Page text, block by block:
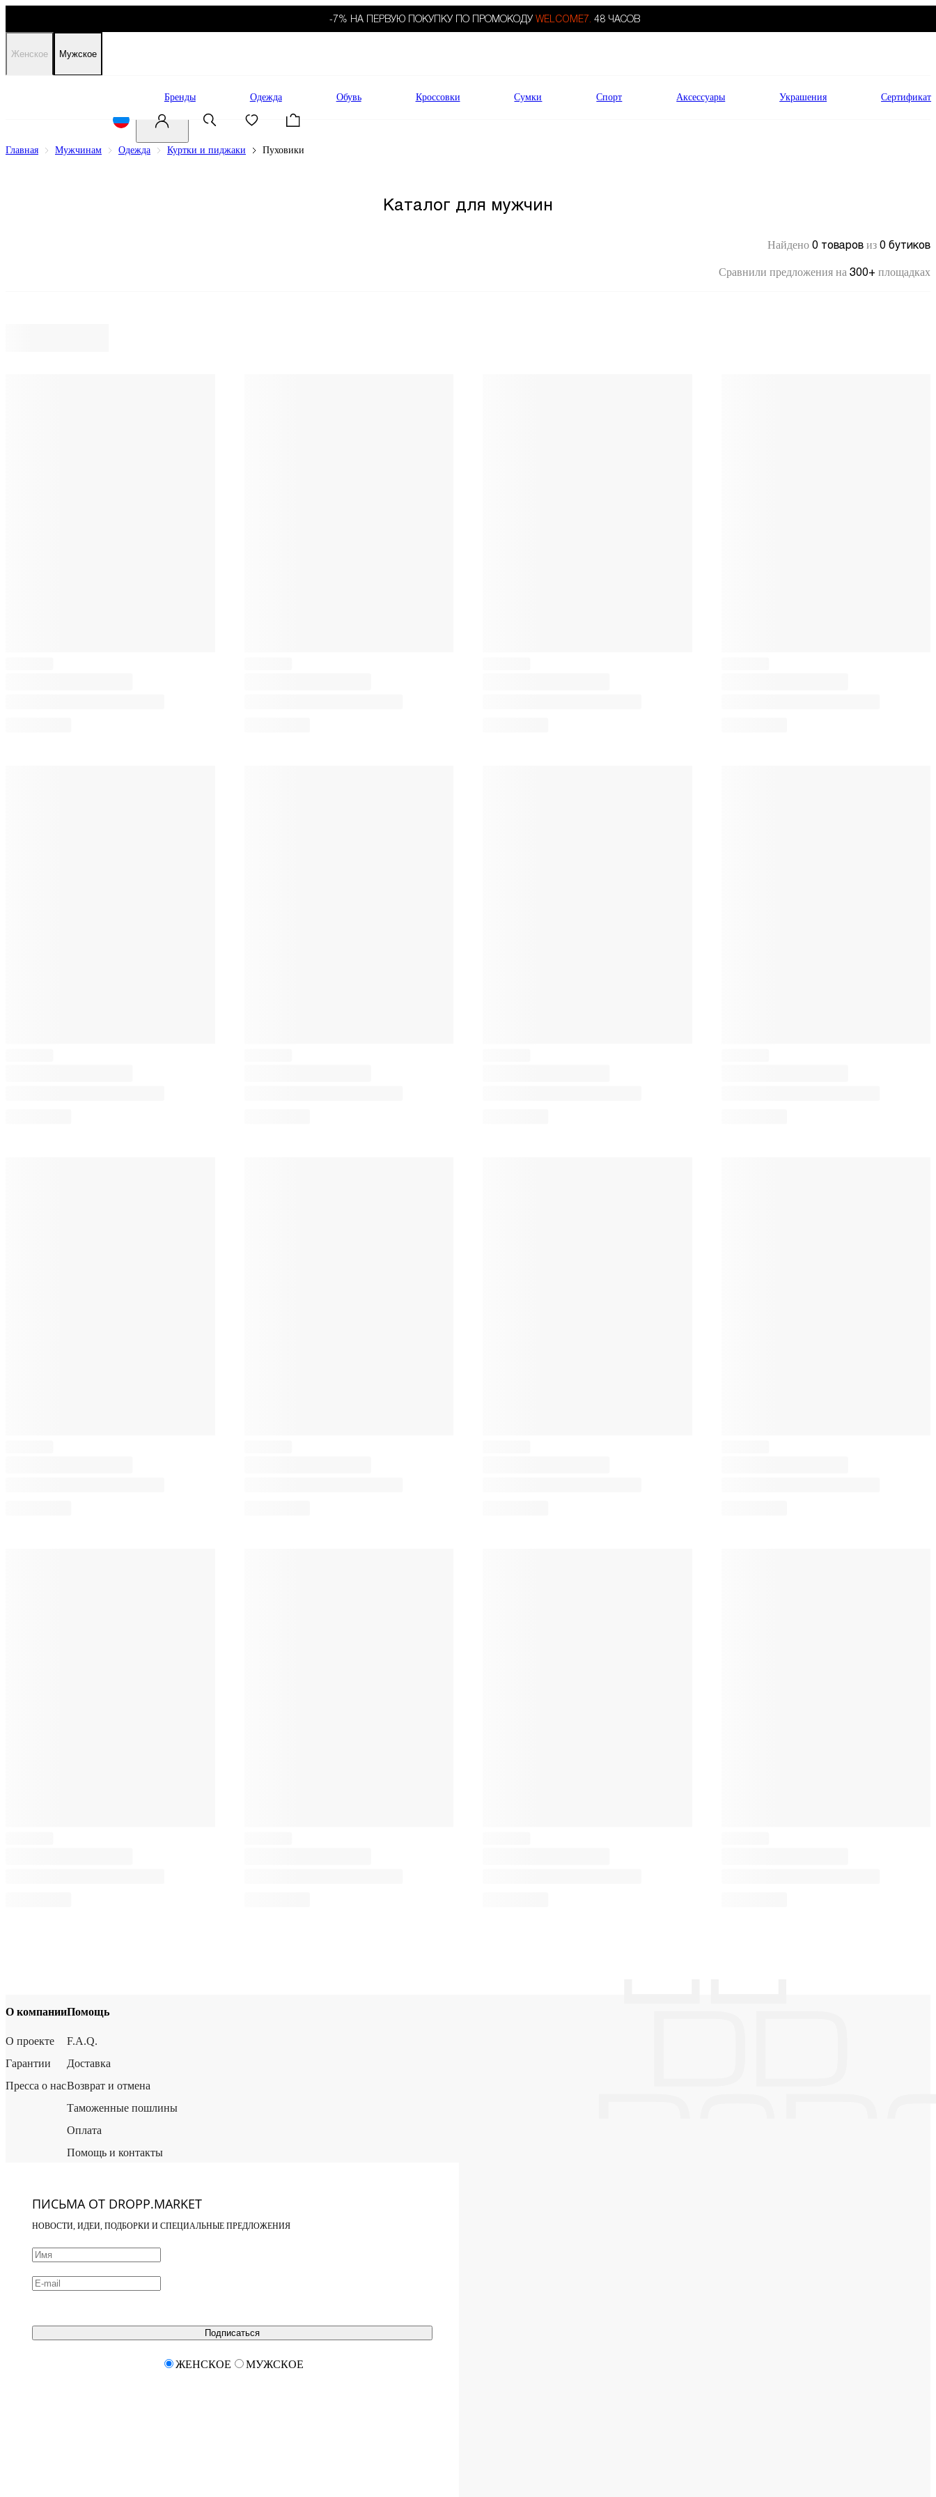
-7% НА ПЕРВУЮ ПОКУПКУ ПО ПРОМОКОДУ WELCOME7. 48 ЧАСОВ
Женское Мужское
Бренды Одежда Обувь Кроссовки Сумки Спорт Аксессуары Украшения Сертификат
Главная Мужчинам Одежда Куртки и пиджаки Пуховики
Каталог для мужчин
Найдено 0 товаров из 0 бутиков
Сравнили предложения на 300+ площадках
О компании
О проекте
Гарантии
Пресса о нас
Помощь
F.A.Q.
Доставка
Возврат и отмена
Таможенные пошлины
Оплата
Помощь и контакты
ПИСЬМА ОТ DROPP.MARKET
НОВОСТИ, ИДЕИ, ПОДБОРКИ И СПЕЦИАЛЬНЫЕ ПРЕДЛОЖЕНИЯ
Подписаться
ЖЕНСКОЕ МУЖСКОЕ